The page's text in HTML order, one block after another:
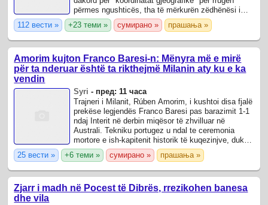
përmes ngushticës, tha të mërkurën zëdhënësi i
Ministrisë së Jashtme iraniane, ...
112 вести » +23 теми » сумирано » прашања »
Amorim kujton Franco Baresi-n: Mënyra më e mirë
për ta nderuar është ta rikthejmë Milanin aty ku e ka
vendin
Syri - пред: 11 часа
Trajneri i Milanit, Rúben Amorim, i kushtoi disa fjalë
prekëse legjendës Franco Baresi pas barazimit 1-1
ndaj Interit në derbin miqësor të zhvilluar në
Australi. Tekniku portugez u ndal te ceremonia
mortore e ish-kapitenit historik të kuqezinjve, duke
theksuar se Baresi do të ...
25 вести » +6 теми » сумирано » прашања »
Zjarr i madh në Pocest të Dibrës, rrezikohen banesa
dhe vila